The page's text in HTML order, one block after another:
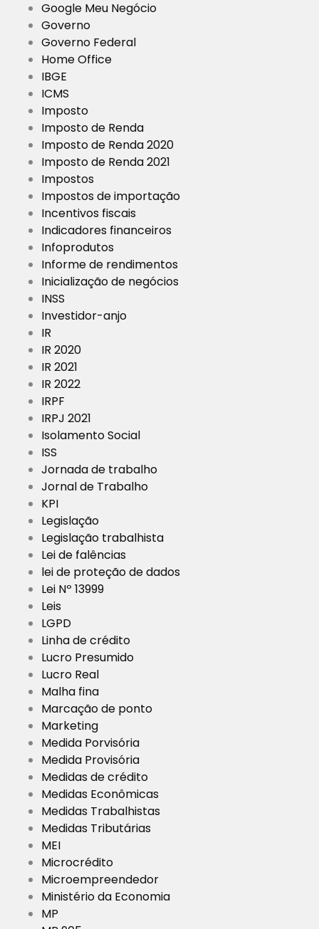
Google Meu Negócio
Governo
Governo Federal
Home Office
IBGE
ICMS
Imposto
Imposto de Renda
Imposto de Renda 2020
Imposto de Renda 2021
Impostos
Impostos de importação
Incentivos fiscais
Indicadores financeiros
Infoprodutos
Informe de rendimentos
Inicialização de negócios
INSS
Investidor-anjo
IR
IR 2020
IR 2021
IR 2022
IRPF
IRPJ 2021
Isolamento Social
ISS
Jornada de trabalho
Jornal de Trabalho
KPI
Legislação
Legislação trabalhista
Lei de falências
lei de proteção de dados
Lei Nº 13999
Leis
LGPD
Linha de crédito
Lucro Presumido
Lucro Real
Malha fina
Marcação de ponto
Marketing
Medida Porvisória
Medida Provisória
Medidas de crédito
Medidas Econômicas
Medidas Trabalhistas
Medidas Tributárias
MEI
Microcrédito
Microempreendedor
Ministério da Economia
MP